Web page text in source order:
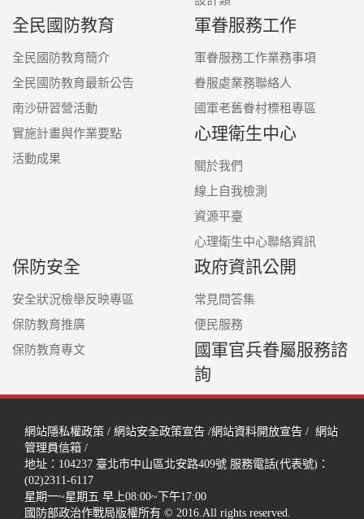
全民國防教育
全民國防教育簡介
全民國防教育最新公告
南沙研習營活動
實施計畫與作業要點
活動成果
軍眷服務工作
軍眷服務工作業務事項
眷服處業務聯絡人
國軍老舊眷村標租專區
心理衛生中心
關於我們
線上自我檢測
資源平臺
心理衛生中心聯絡資訊
保防安全
安全狀況檢舉反映專區
保防教育推廣
保防教育專文
政府資訊公開
常見問答集
便民服務
國軍官兵眷屬服務諮
詢
網站隱私權政策 / 網站安全政策宣告 /網站資料開放宣告 / 網站
管理員信箱 /
地址：104237 臺北市中山區北安路409號 服務電話(代表號)：
(02)2311-6117
星期一~星期五 早上08:00~下午17:00
國防部政治作戰局版權所有 © 2016.All rights reserved.